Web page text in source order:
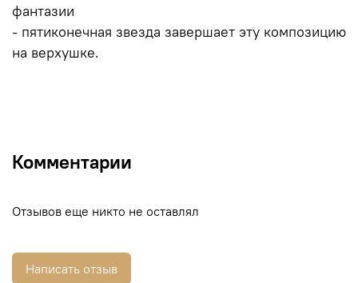
фантазии
- пятиконечная звезда завершает эту композицию
на верхушке.
Комментарии
Отзывов еще никто не оставлял
Написать отзыв